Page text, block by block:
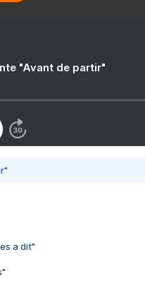
"Avant de partir"
a dit"